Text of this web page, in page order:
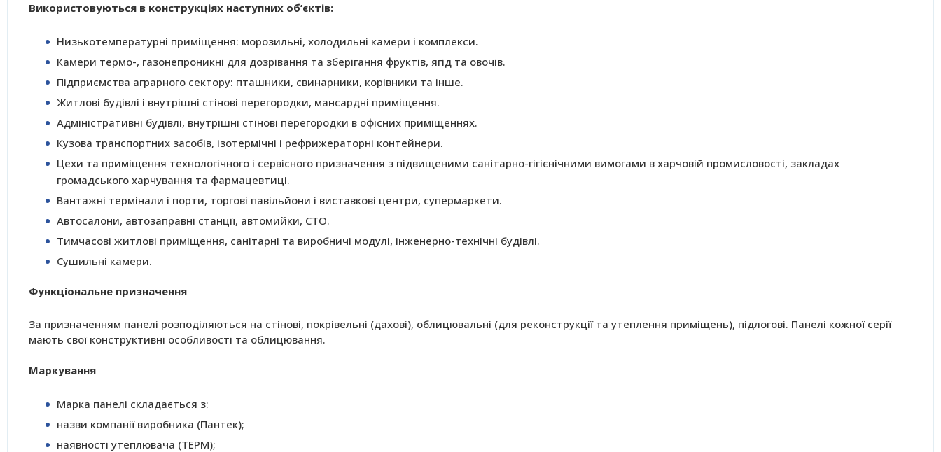
Використовуються в конструкціях наступних об’єктів:
Низькотемпературні приміщення: морозильні, холодильні камери і комплекси.
Камери термо-, газонепроникні для дозрівання та зберігання фруктів, ягід та овочів.
Підприємства аграрного сектору: пташники, свинарники, корівники та інше.
Житлові будівлі і внутрішні стінові перегородки, мансардні приміщення.
Адміністративні будівлі, внутрішні стінові перегородки в офісних приміщеннях.
Кузова транспортних засобів, ізотермічні і рефрижераторні контейнери.
Цехи та приміщення технологічного і сервісного призначення з підвищеними санітарно-гігієнічними вимогами в харчовій промисловості, закладах
громадського харчування та фармацевтиці.
Вантажні термінали і порти, торгові павільйони і виставкові центри, супермаркети.
Автосалони, автозаправні станції, автомийки, СТО.
Тимчасові житлові приміщення, санітарні та виробничі модулі, інженерно-технічні будівлі.
Сушильні камери.
Функціональне призначення
За призначенням панелі розподіляються на стінові, покрівельні (дахові), облицювальні (для реконструкції та утеплення приміщень), підлогові. Панелі кожної серії
мають свої конструктивні особливості та облицювання.
Маркування
Марка панелі складається з:
назви компанії виробника (Пантек);
наявності утеплювача (ТЕРМ);